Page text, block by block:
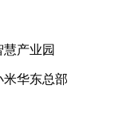
产业园
米华东总部